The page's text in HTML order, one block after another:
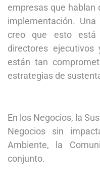
empresas que hablan
implementación.
creo que esto está
directores
están tan
estrategias de
En los Negocios, la
Negocios sin
Ambiente, la
conjunto.